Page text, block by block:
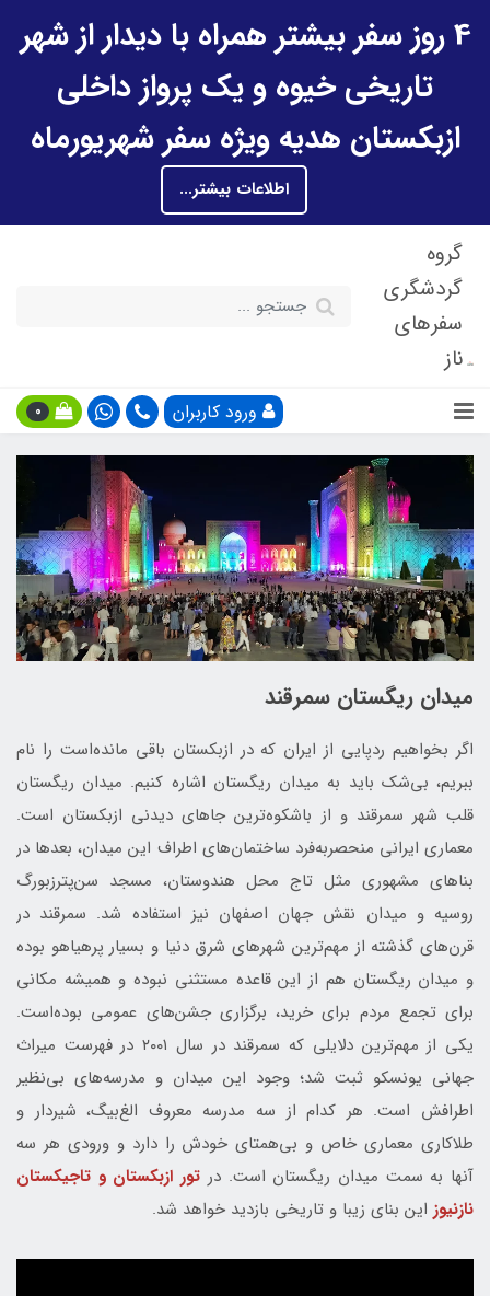
4 روز سفر بیشتر همراه با دیدار از شهر
تاریخی خیوه و یک پرواز داخلی
ازبکستان هدیه ویژه سفر شهریورماه
اطلاعات بیشتر...
گروه
گردشگری
سفرهای
ناز
ورود کاربران 0
میدان ریگستان سمرقند
اگر بخواهیم ردپایی از ایران که در ازبکستان باقی مانده‌است را نام
ببریم، بی‌شک باید به میدان ریگستان اشاره کنیم. میدان ریگستان
قلب شهر سمرقند و از باشکوه‌ترین جاهای دیدنی ازبکستان است.
معماری ایرانی منحصر‌به‌فرد ساختمان‌های اطراف این میدان، بعدها در
بناهای مشهوری مثل تاج محل هندوستان، مسجد سن‌پترزبورگ
روسیه و میدان نقش جهان اصفهان نیز استفاده شد. سمرقند در
قرن‌های گذشته از مهم‌ترین شهرهای شرق دنیا و بسیار پرهیاهو بوده‌
و میدان ریگستان هم از این قاعده مستثنی نبوده و همیشه مکانی
برای تجمع مردم برای خرید، برگزاری جشن‌های عمومی بوده‌است.
یکی از مهم‌ترین دلایلی که سمرقند در سال ۲۰۰۱ در فهرست میراث
جهانی یونسکو ثبت شد؛ وجود این میدان و مدرسه‌های بی‌نظیر
اطرافش است. هر کدام از سه مدرسه معروف الغ‌بیگ، شیردار و
طلاکاری معماری خاص و بی‌همتای خودش را دارد و ورودی هر سه
آنها به سمت میدان ریگستان است. در تور ازبکستان و تاجیکستان
نازنیوز این بنای زیبا و تاریخی بازدید خواهد شد.